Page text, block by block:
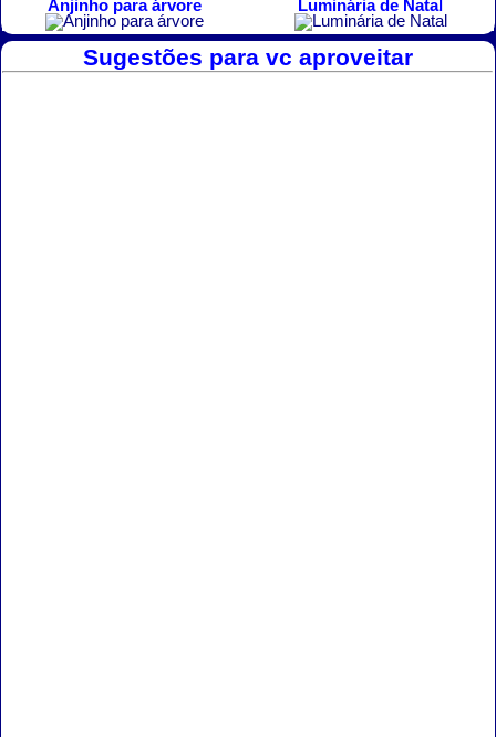
Anjinho para árvore Luminária de Natal
Sugestões para vc aproveitar